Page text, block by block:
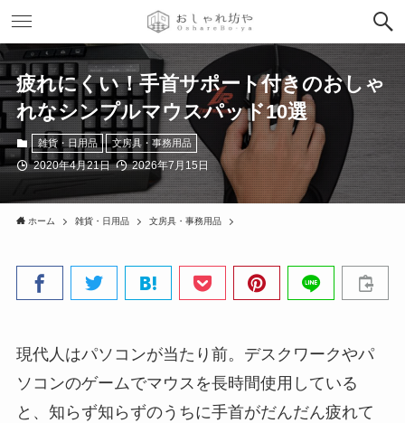
疲れにくい！手首サポート付きのおしゃ
れなシンプルマウスパッド10選
雑貨・日用品 文房具・事務用品
2020年4月21日 2026年7月15日
ホーム 雑貨・日用品 文房具・事務用品
現代人はパソコンが当たり前。デスクワークやパ
ソコンのゲームでマウスを長時間使用している
と、知らず知らずのうちに手首がだんだん疲れて